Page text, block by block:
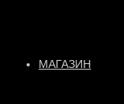
МАГАЗИН